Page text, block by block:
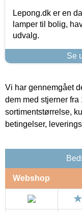
Lepong.dk er en
lamper til bolig,
udvalg.
Se
Vi har gennemgået
dem med stjerner
sortimentstørrelse,
betingelser,
Webshop